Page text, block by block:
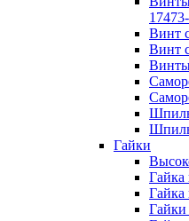
Винт
Винт
Гайки
Гайка
Гайки